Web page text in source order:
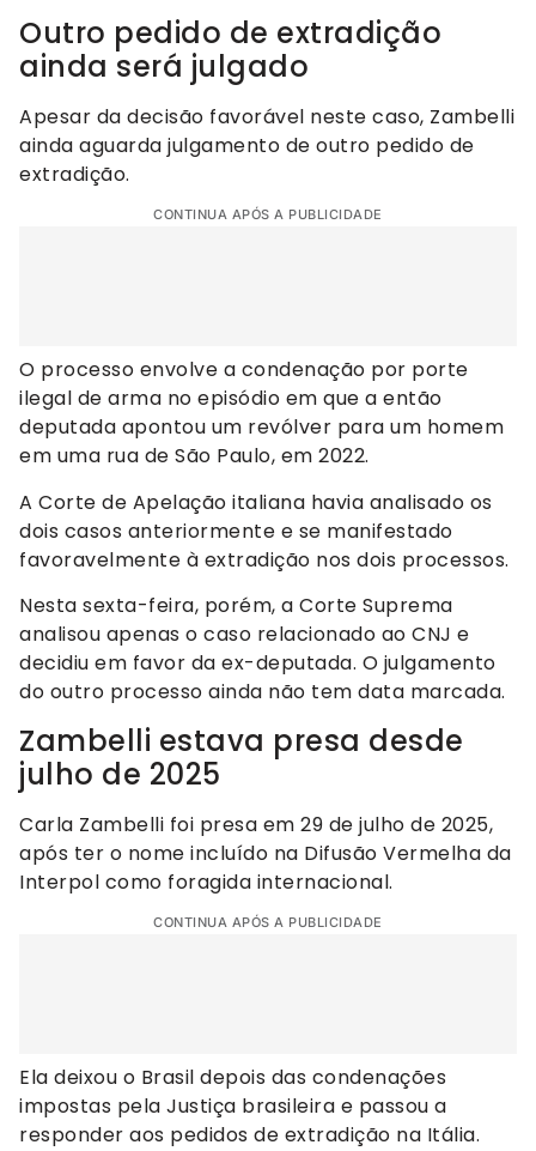
Outro pedido de extradição
ainda será julgado
Apesar da decisão favorável neste caso, Zambelli
ainda aguarda julgamento de outro pedido de
extradição.
CONTINUA APÓS A PUBLICIDADE
O processo envolve a condenação por porte
ilegal de arma no episódio em que a então
deputada apontou um revólver para um homem
em uma rua de São Paulo, em 2022.
A Corte de Apelação italiana havia analisado os
dois casos anteriormente e se manifestado
favoravelmente à extradição nos dois processos.
Nesta sexta-feira, porém, a Corte Suprema
analisou apenas o caso relacionado ao CNJ e
decidiu em favor da ex-deputada. O julgamento
do outro processo ainda não tem data marcada.
Zambelli estava presa desde
julho de 2025
Carla Zambelli foi presa em 29 de julho de 2025,
após ter o nome incluído na Difusão Vermelha da
Interpol como foragida internacional.
CONTINUA APÓS A PUBLICIDADE
Ela deixou o Brasil depois das condenações
impostas pela Justiça brasileira e passou a
responder aos pedidos de extradição na Itália.